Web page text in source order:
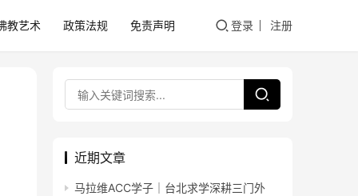
教艺术 政策法规 免责声明 登录 注册
近期文章
马拉维ACC学子｜台北求学深耕三门外